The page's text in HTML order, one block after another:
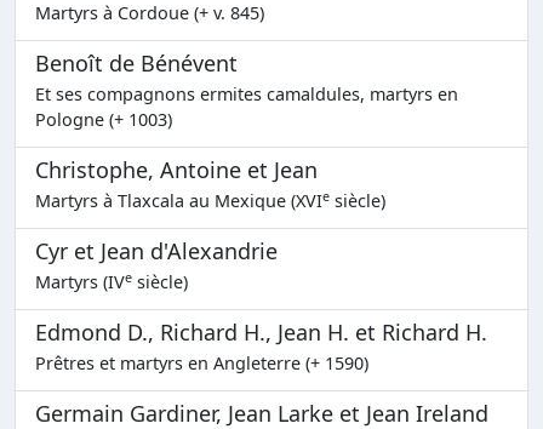
Martyrs à Cordoue (+ v. 845)
Benoît de Bénévent
Et ses compagnons ermites camaldules, martyrs en
Pologne (+ 1003)
Christophe, Antoine et Jean
Martyrs à Tlaxcala au Mexique (XVIe siècle)
Cyr et Jean d'Alexandrie
Martyrs (IVe siècle)
Edmond D., Richard H., Jean H. et Richard H.
Prêtres et martyrs en Angleterre (+ 1590)
Germain Gardiner, Jean Larke et Jean Ireland